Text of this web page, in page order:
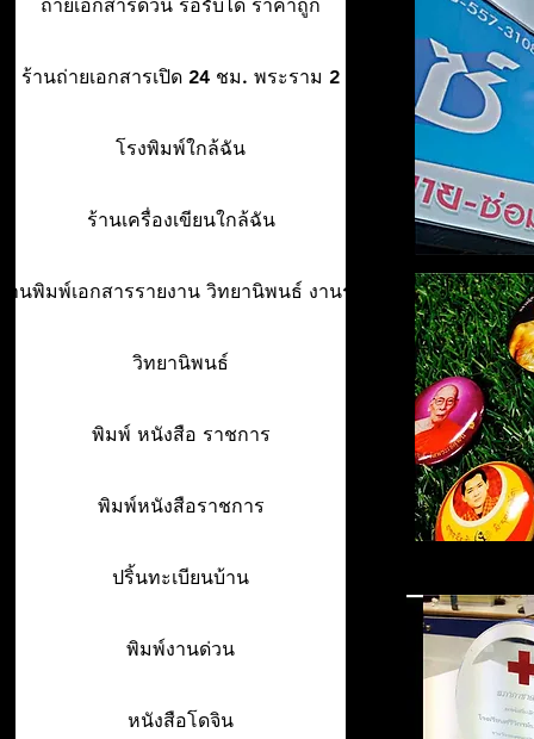
ถ่ายเอกสารด่วน รอรับได้ ราคาถูก
ร้านถ่ายเอกสารเปิด 24 ชม. พระราม 2
โรงพิมพ์ใกล้ฉัน
ร้านเครื่องเขียนใกล้ฉัน
านพิมพ์เอกสารรายงาน วิทยานิพนธ์ งานรา
วิทยานิพนธ์
พิมพ์ หนังสือ ราชการ
พิมพ์หนังสือราชการ
ปริ้นทะเบียนบ้าน
พิมพ์งานด่วน
หนังสือโดจิน